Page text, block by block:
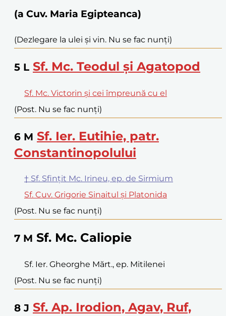
(a Cuv. Maria Egipteanca)
(Dezlegare la ulei și vin. Nu se fac nunți)
5 L Sf. Mc. Teodul și Agatopod
Sf. Mc. Victorin și cei împreună cu el
(Post. Nu se fac nunți)
6 M Sf. Ier. Eutihie, patr.
Constantinopolului
† Sf. Sfințit Mc. Irineu, ep. de Sirmium
Sf. Cuv. Grigorie Sinaitul și Platonida
(Post. Nu se fac nunți)
7 M Sf. Mc. Caliopie
Sf. Ier. Gheorghe Mărt., ep. Mitilenei
(Post. Nu se fac nunți)
8 J Sf. Ap. Irodion, Agav, Ruf,